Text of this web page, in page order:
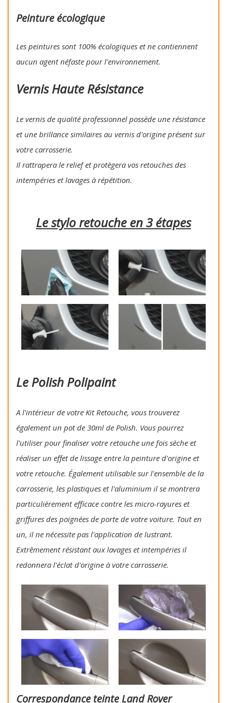
Peinture écologique
Les peintures sont 100% écologiques et ne contiennent
aucun agent néfaste pour l'environnement.
Vernis Haute Résistance
Le vernis de qualité professionnel possède une résistance
et une brillance similaires au vernis d'origine présent sur
votre carrosserie.
Il rattrapera le relief et protègera vos retouches des
intempéries et lavages à répétition.
Le stylo retouche en 3 étapes
Le Polish Polipaint
A l'intérieur de votre Kit Retouche, vous trouverez
également un pot de 30ml de Polish. Vous pourrez
l'utiliser pour finaliser votre retouche une fois sèche et
réaliser un effet de lissage entre la peinture d'origine et
votre retouche. Également utilisable sur l'ensemble de la
carrosserie, les plastiques et l'aluminium il se montrera
particulièrement efficace contre les micro-rayures et
griffures des poignées de porte de votre voiture. Tout en
un, il ne nécessite pas l'application de lustrant.
Extrêmement résistant aux lavages et intempéries il
redonnera l'éclat d'origine à votre carrosserie.
Correspondance teinte Land Rover